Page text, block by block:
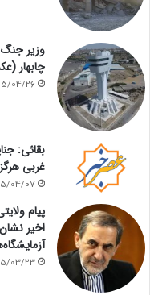
وزیر
چابهار
04/26
بقائی:
غربی
04/07
پیام
اخیر
03/23